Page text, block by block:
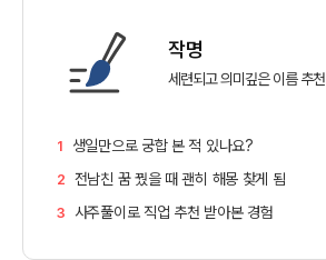
작명
세련되고 의미깊은 이름 추천
1 생일만으로 궁합 본 적 있나요?
2 전남친 꿈 꿨을 때 괜히 해몽 찾게 됨
3 사주풀이로 직업 추천 받아본 경험